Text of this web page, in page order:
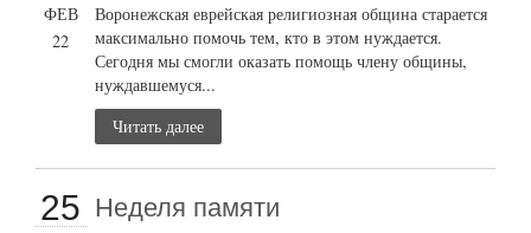
ФЕВ
22
Воронежская еврейская религиозная община старается
максимально помочь тем, кто в этом нуждается.
Сегодня мы смогли оказать помощь члену общины,
нуждавшемуся...
Читать далее
25 Неделя памяти